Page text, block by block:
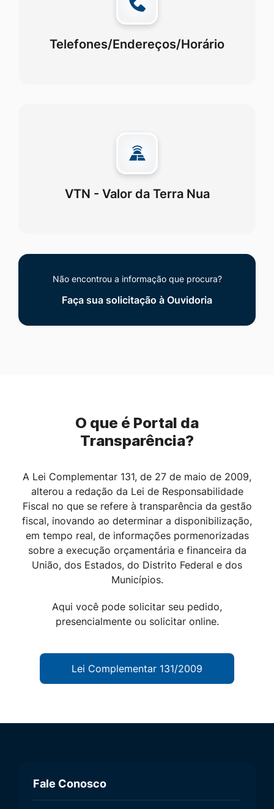
Telefones/Endereços/Horário
VTN - Valor da Terra Nua
Não encontrou a informação que procura?
Faça sua solicitação à Ouvidoria
O que é Portal da
Transparência?
A Lei Complementar 131, de 27 de maio de 2009,
alterou a redação da Lei de Responsabilidade
Fiscal no que se refere à transparência da gestão
fiscal, inovando ao determinar a disponibilização,
em tempo real, de informações pormenorizadas
sobre a execução orçamentária e financeira da
União, dos Estados, do Distrito Federal e dos
Municípios.
Aqui você pode solicitar seu pedido,
presencialmente ou solicitar online.
Lei Complementar 131/2009
Fale Conosco